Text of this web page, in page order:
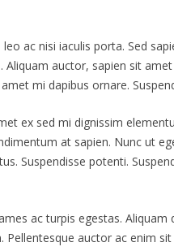
ac nisi iaculis porta. Sed
auctor, sapien sit
mi dapibus ornare.
ex sed mi dignissim
at sapien. Nunc ut
Suspendisse potenti.
ac turpis egestas.
auctor ac enim